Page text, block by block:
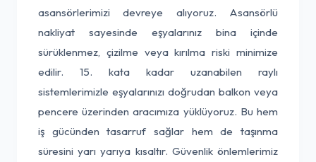
asansörlerimizi devreye alıyoruz. Asansörlü
nakliyat sayesinde eşyalarınız bina içinde
sürüklenmez, çizilme veya kırılma riski minimize
edilir. 15. kata kadar uzanabilen raylı
sistemlerimizle eşyalarınızı doğrudan balkon veya
pencere üzerinden aracımıza yüklüyoruz. Bu hem
iş gücünden tasarruf sağlar hem de taşınma
süresini yarı yarıya kısaltır. Güvenlik önlemlerimiz